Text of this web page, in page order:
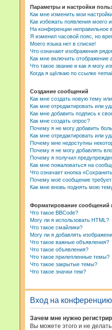
Параметры и настройки
Как мне изменить мои
Как избежать появления моего
На конференции неправильное
Я изменил часовой пояс, но
Моего языка нет в списке!
Что означают изображения
Как мне включить отображение
Что такое звание и как я могу
Когда я щёлкаю по ссылке
Создание сообщений
Как мне создать новую тему
Как мне отредактировать или
Как мне добавить подпись к
Как мне создать опрос?
Почему я не могу добавить
Как мне отредактировать или
Почему мне недоступны
Почему я не могу добавлять
Почему я получил
Как мне пожаловаться на
Что означает кнопка
Почему моё сообщение
Как мне вновь поднять мою
Форматирование сообщений
Что такое BBCode?
Могу ли я использовать HTML?
Что такое смайлики?
Могу ли я добавлять
Что такое важные объявления?
Что такое объявления?
Что такое прилепленные темы?
Что такое закрытые темы?
Что такое значки тем?
Вход на конференцию
Зачем мне нужно
Вы можете этого и не